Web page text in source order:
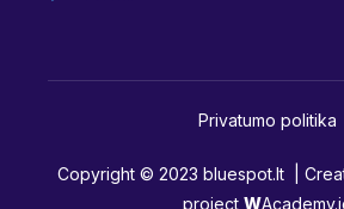
Copyright © 2023 bluespot.lt |
project W
Privatumo politika